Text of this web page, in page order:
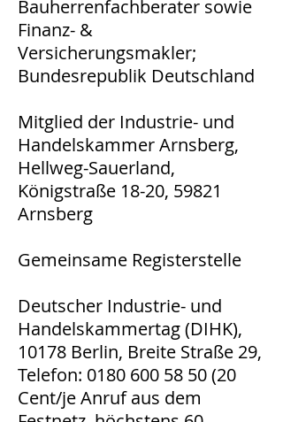
Bauherrenfachberater sowie
Finanz- &
Versicherungsmakler;
Bundesrepublik Deutschland
Mitglied der Industrie- und
Handelskammer Arnsberg,
Hellweg-Sauerland,
Königstraße 18-20, 59821
Arnsberg
Gemeinsame Registerstelle
Deutscher Industrie- und
Handelskammertag (DIHK),
10178 Berlin, Breite Straße 29,
Telefon: 0180 600 58 50 (20
Cent/je Anruf aus dem